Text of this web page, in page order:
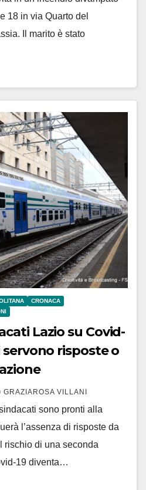
18 in via Quarto del
Il marito è stato
CRONACA
Lazio su Covid-
servono risposte o
GRAZIAROSA VILLANI
sono pronti alla
l’assenza di risposte da
rischio di una seconda
19 diventa…